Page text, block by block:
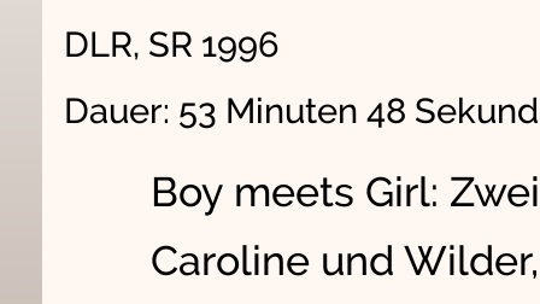
DLR, SR 1996
Dauer: 53 Minuten 48
Boy meets Girl:
Caroline und